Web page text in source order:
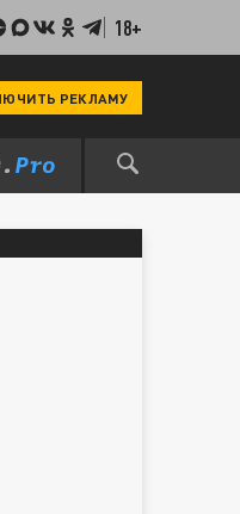
18+
РЕКЛАМУ